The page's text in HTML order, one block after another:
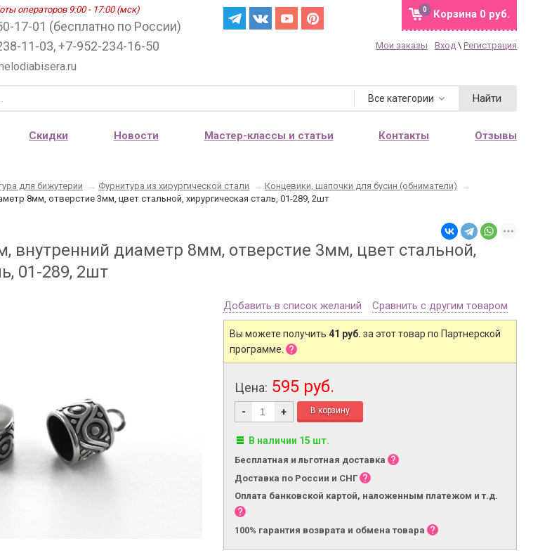
операторов 9:00 - 17:00 (мск)
17-01 (бесплатно по России)
11-03, +7-952-234-16-50
Корзина 0 руб.
0
Мои заказы Вход \ Регистрация
Все категории Найти
Скидки Новости Мастер-классы и статьи Контакты Отзывы
для бижутерии → Фурнитура из хирургической стали → Концевики, шапочки для бусин (обниматели)
→
8мм, отверстие 3мм, цвет стальной, хирургическая сталь, 01-289, 2шт
внутренний диаметр 8мм, отверстие 3мм, цвет стальной,
01-289, 2шт
Добавить в список желаний Сравнить с другим товаром
Вы можете получить 41 руб. за этот товар по Партнерской
программе.
Цена: 595 руб.
- +
В наличии 15 шт.
Бесплатная и льготная доставка
Доставка по России и СНГ
Оплата банковской картой, наложенным платежом и т.д.
100% гарантия возврата и обмена товара